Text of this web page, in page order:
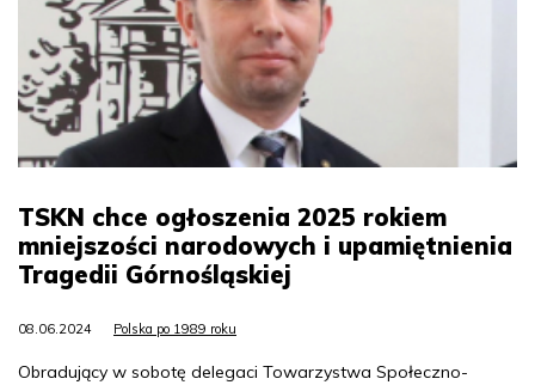
TSKN chce ogłoszenia 2025 rokiem
mniejszości narodowych i upamiętnienia
Tragedii Górnośląskiej
08.06.2024 Polska po 1989 roku
Obradujący w sobotę delegaci Towarzystwa Społeczno-